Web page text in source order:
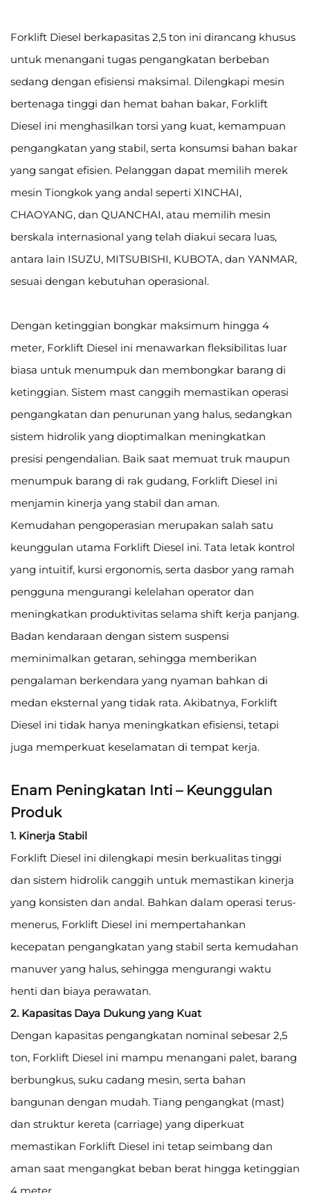
Forklift Diesel berkapasitas 2,5 ton ini dirancang khusus
untuk menangani tugas pengangkatan berbeban
sedang dengan efisiensi maksimal. Dilengkapi mesin
bertenaga tinggi dan hemat bahan bakar, Forklift
Diesel ini menghasilkan torsi yang kuat, kemampuan
pengangkatan yang stabil, serta konsumsi bahan bakar
yang sangat efisien. Pelanggan dapat memilih merek
mesin Tiongkok yang andal seperti XINCHAI,
CHAOYANG, dan QUANCHAI, atau memilih mesin
berskala internasional yang telah diakui secara luas,
antara lain ISUZU, MITSUBISHI, KUBOTA, dan YANMAR,
sesuai dengan kebutuhan operasional.
Dengan ketinggian bongkar maksimum hingga 4
meter, Forklift Diesel ini menawarkan fleksibilitas luar
biasa untuk menumpuk dan membongkar barang di
ketinggian. Sistem mast canggih memastikan operasi
pengangkatan dan penurunan yang halus, sedangkan
sistem hidrolik yang dioptimalkan meningkatkan
presisi pengendalian. Baik saat memuat truk maupun
menumpuk barang di rak gudang, Forklift Diesel ini
menjamin kinerja yang stabil dan aman.
Kemudahan pengoperasian merupakan salah satu
keunggulan utama Forklift Diesel ini. Tata letak kontrol
yang intuitif, kursi ergonomis, serta dasbor yang ramah
pengguna mengurangi kelelahan operator dan
meningkatkan produktivitas selama shift kerja panjang.
Badan kendaraan dengan sistem suspensi
meminimalkan getaran, sehingga memberikan
pengalaman berkendara yang nyaman bahkan di
medan eksternal yang tidak rata. Akibatnya, Forklift
Diesel ini tidak hanya meningkatkan efisiensi, tetapi
juga memperkuat keselamatan di tempat kerja.
Enam Peningkatan Inti – Keunggulan
Produk
1. Kinerja Stabil
Forklift Diesel ini dilengkapi mesin berkualitas tinggi
dan sistem hidrolik canggih untuk memastikan kinerja
yang konsisten dan andal. Bahkan dalam operasi terus-
menerus, Forklift Diesel ini mempertahankan
kecepatan pengangkatan yang stabil serta kemudahan
manuver yang halus, sehingga mengurangi waktu
henti dan biaya perawatan.
2. Kapasitas Daya Dukung yang Kuat
Dengan kapasitas pengangkatan nominal sebesar 2,5
ton, Forklift Diesel ini mampu menangani palet, barang
berbungkus, suku cadang mesin, serta bahan
bangunan dengan mudah. Tiang pengangkat (mast)
dan struktur kereta (carriage) yang diperkuat
memastikan Forklift Diesel ini tetap seimbang dan
aman saat mengangkat beban berat hingga ketinggian
4 meter.